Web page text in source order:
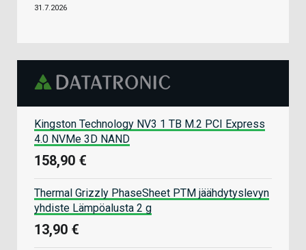
31.7.2026
Kingston Technology NV3 1 TB M.2 PCI Express
4.0 NVMe 3D NAND
158,90 €
Thermal Grizzly PhaseSheet PTM jäähdytyslevyn
yhdiste Lämpöalusta 2 g
13,90 €